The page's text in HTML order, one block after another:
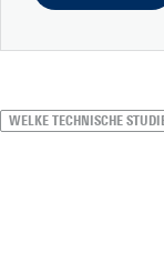
WELKE TECHNISCHE